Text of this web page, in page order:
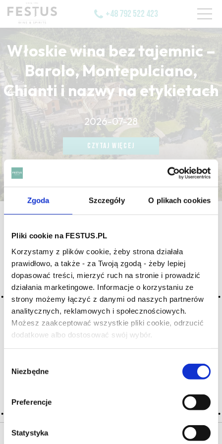
Zgoda Szczegóły O plikach cookies
Pliki cookie na FESTUS.PL
Korzystamy z plików cookie, żeby strona działała
prawidłowo, a także - za Twoją zgodą - żeby lepiej
dopasować treści, mierzyć ruch na stronie i prowadzić
działania marketingowe. Informacje o korzystaniu ze
strony możemy łączyć z danymi od naszych partnerów
analitycznych, reklamowych i społecznościowych.
Możesz zaakceptować wszystkie pliki cookie, odrzucić
dodatkowe albo dostosować swój wybór.
zgody
Niezbędne
Preferencje
Statystyka
Czy masz ukończone 18 lat?
+48 792 522 423
Włoskie wina bez tajemnic –
Barolo, Montepulciano,
Chianti i nazwy na etykietach
2026-07-28
CZYTAJ WIĘCEJ
CZYTAJ WIĘCEJ
CZYTAJ WIĘCEJ
strona główna / fatigue
Archiwum wpisów tagu: fatigue
zmęczone, zmęczenie
2016-05-10
wino nieco płaskie, pozbawione sprężystości; z. objawia się
czasowym zanikiem cech wina, które przebywało w złych
warunkach, po transporcie, po butelkowaniu, po filtracji,
pakowaniu w zbyt niskiej temperaturze; aby odzyskać jakość,
musi odpocząć, np. po podróży; czasami … Więcej